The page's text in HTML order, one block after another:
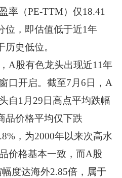
率（PE-TTM）仅18.41
位，即估值低于近1年
史低位。
A股有色龙头出现近11年
口开启。截至7月6日，A
自1月29日高点平均跌幅
品价格平均仅下跌
，为2000年以来次高水
价格基本一致，而A股
度达海外2.85倍，属于